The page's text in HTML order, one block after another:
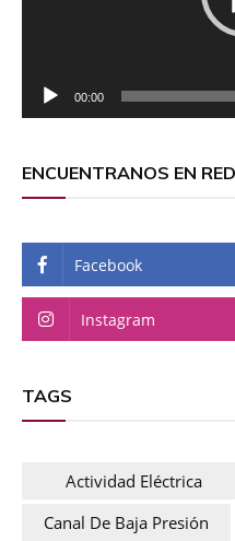
00:00
ENCUENTRANOS EN
Facebook
Instagram
TAGS
Actividad Eléctrica
Canal De Baja Presión